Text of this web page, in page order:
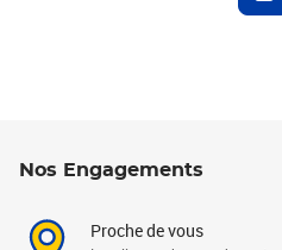
Nos Engagements
Proche de vous